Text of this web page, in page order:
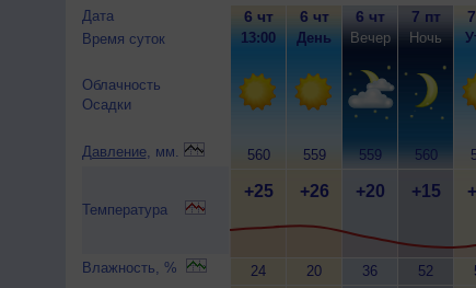
Дата
Время суток
Облачность
Осадки
Давление, мм.
Температура
Влажность, %
6 чт
13:00
560
+25
24
6 чт
День
559
+26
20
6 чт
Вечер
559
+20
36
7 пт
Ночь
560
+15
52